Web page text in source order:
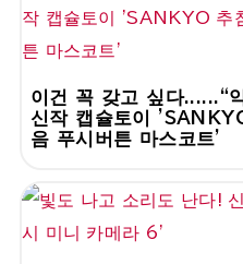
이건 꼭 갖고 싶다......“
신작 캡슐토이
음 푸시버튼 마스코트'